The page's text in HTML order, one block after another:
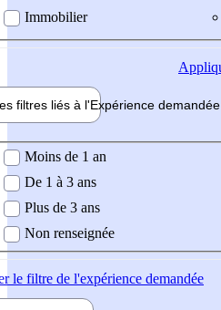
Immobilier
filtres liés à l'Expérience demandée
demandée
Moins de 1 an
De 1 à 3 ans
Plus de 3 ans
Non renseignée
le filtre de l'expérience demandée